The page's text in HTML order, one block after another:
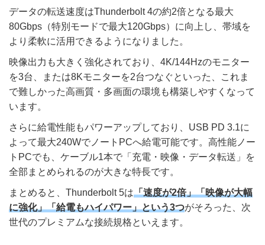
データの転送速度はThunderbolt 4の約2倍となる最大
80Gbps（特別モードで最大120Gbps）に向上し、帯域を
より柔軟に活用できるようになりました。
映像出力も大きく強化されており、4K/144Hzのモニター
を3台、または8Kモニターを2台つなぐといった、これま
で難しかった高画質・多画面の環境も構築しやすくなって
います。
さらに給電性能もパワーアップしており、USB PD 3.1に
よって最大240WでノートPCへ給電可能です。高性能ノー
トPCでも、ケーブル1本で「充電・映像・データ転送」を
全部まとめられるのが大きな特長です。
まとめると、Thunderbolt 5は「速度が2倍」「映像が大幅
に強化」「給電もハイパワー」という3つがそろった、次
世代のプレミアムな接続規格といえます。